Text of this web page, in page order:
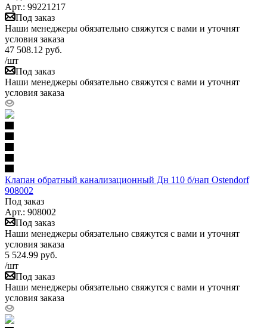
Арт.: 99221217
Под заказ
Наши менеджеры обязательно свяжутся с вами и уточнят
условия заказа
47 508.12 руб.
/шт
Под заказ
Наши менеджеры обязательно свяжутся с вами и уточнят
условия заказа
Клапан обратный канализационный Дн 110 б/нап Ostendorf
908002
Под заказ
Арт.: 908002
Под заказ
Наши менеджеры обязательно свяжутся с вами и уточнят
условия заказа
5 524.99 руб.
/шт
Под заказ
Наши менеджеры обязательно свяжутся с вами и уточнят
условия заказа